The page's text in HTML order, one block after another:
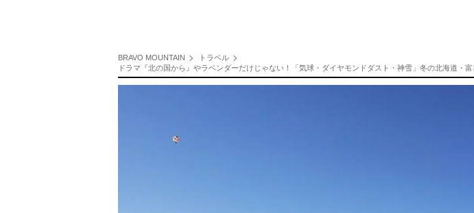
BRAVO MOUNTAIN
トラベル
ドラマ『北の国から』やラベンダーだけじゃない！「気球・ダイヤモンドダスト・神雪」冬の北海道・富